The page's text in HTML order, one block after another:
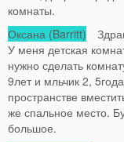
комнаты.
Оксана (Barritt)
У меня детская
нужно сделать
9лет и мльчик 2,
пространстве
же спальное место.
большое.